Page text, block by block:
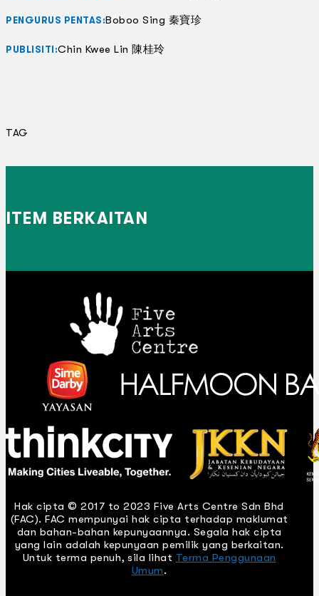
PENGURUS PENTAS:Boboo Sing 秦寶珍
PUBLISITI:Chin Kwee Lin 陳桂玲
TAG
ITEM BERKAITAN
Hak cipta © 2017 to 2023 Five Arts Centre Sdn Bhd
(FAC). FAC mempunyai hak cipta terhadap maklumat
dan bahan-bahan kepunyaannya. Segala hak cipta
yang lain adalah kepunyaan pemilik yang berkaitan.
Untuk terma penuh, sila lihat Terma Penggunaan
Umum.